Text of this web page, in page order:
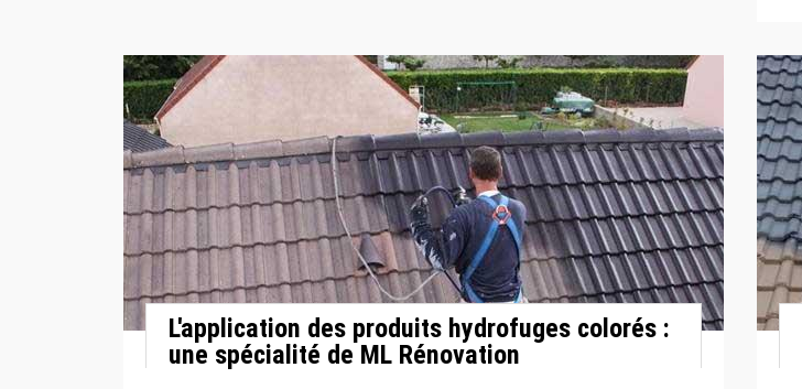
L'application des produits hydrofuges colorés :
une spécialité de ML Rénovation